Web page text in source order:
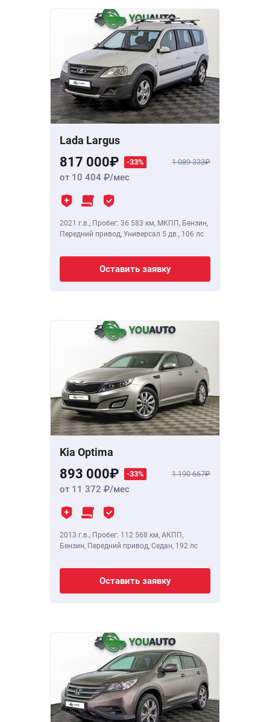
Lada Largus
817 000 -33% 1 089 333
от 10 404 /мес
2021 г.в., Пробег: 36 583 км, МКПП, Бензин,
Передний привод, Универсал 5 дв., 106 лс
Оставить заявку
Kia Optima
893 000 -33% 1 190 667
от 11 372 /мес
2013 г.в., Пробег: 112 568 км, АКПП,
Бензин, Передний привод, Седан, 192 лс
Оставить заявку